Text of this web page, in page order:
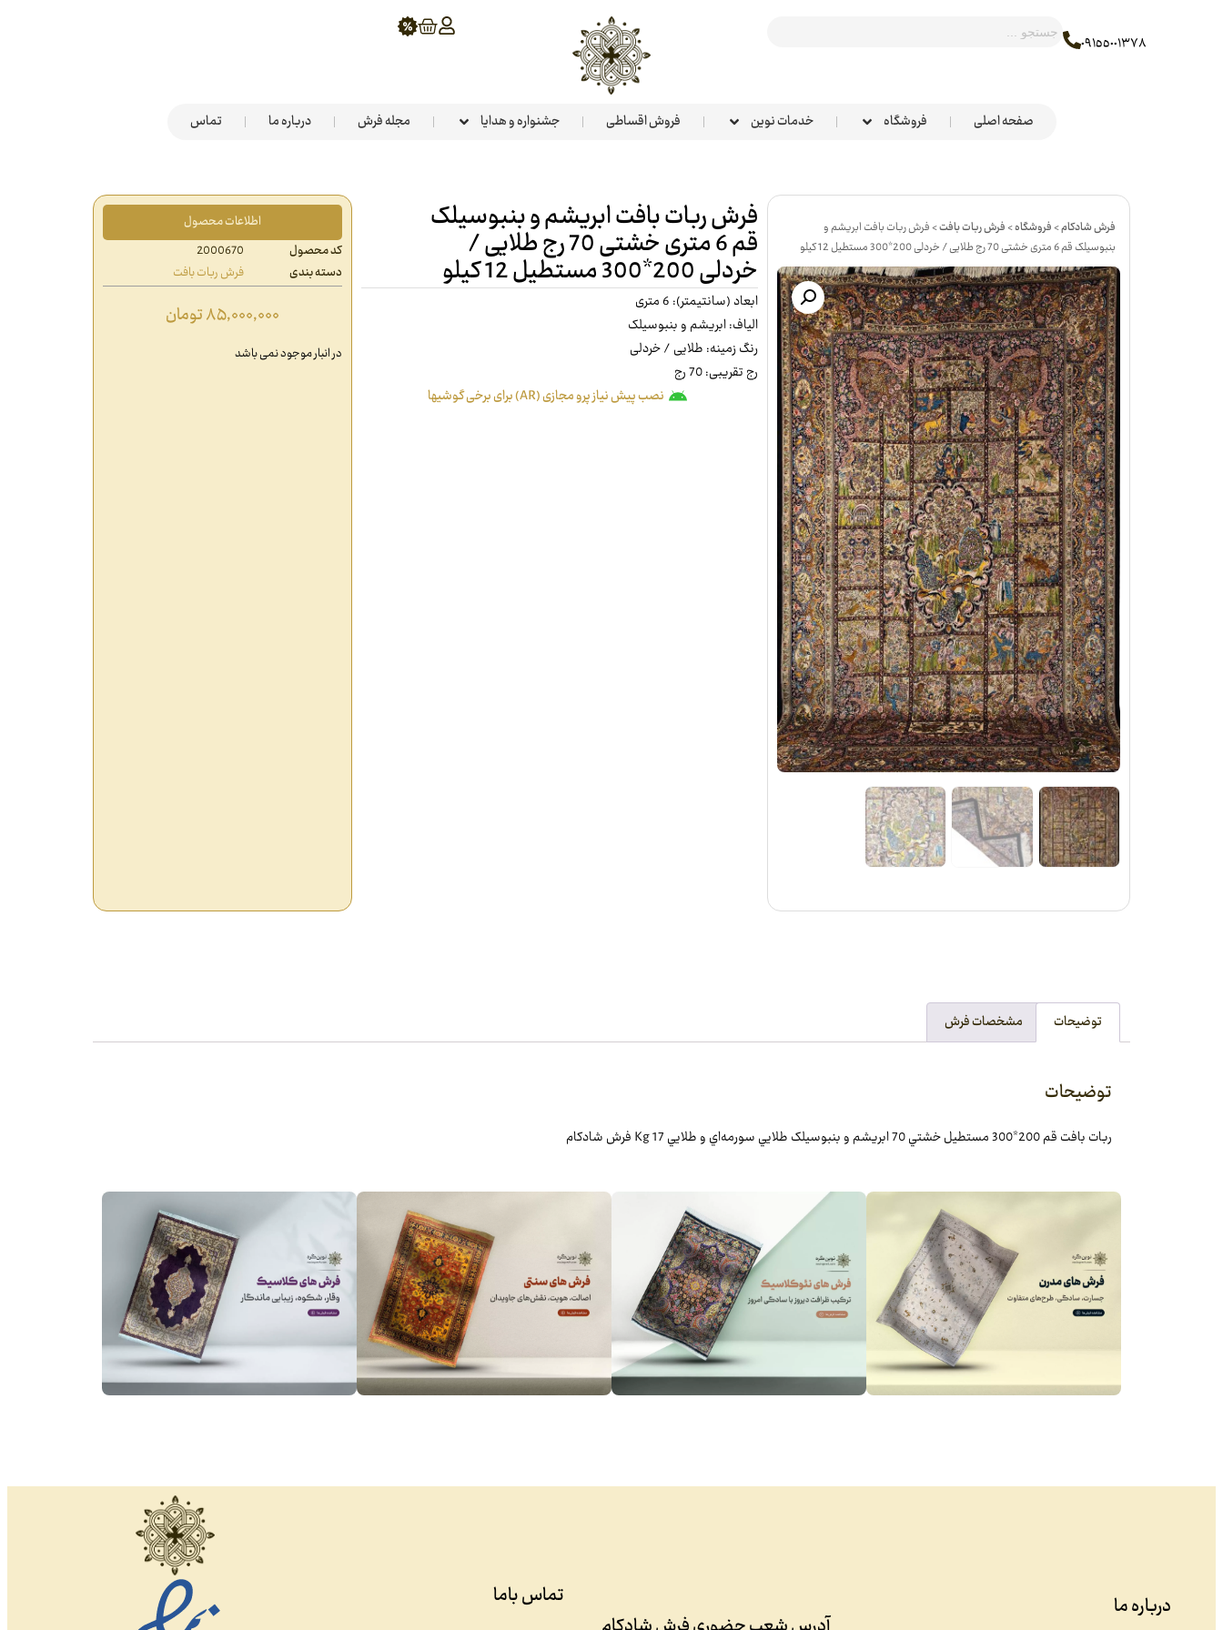
٠٩١٥٥٠٠١٣٧٨
صفحه اصلی فروشگاه خدمات نوین فروش اقساطی جشنواره و هدایا مجله فرش درباره ما تماس
فرش شادکام>فروشگاه>فرش ربات بافت>فرش ربات بافت ابریشم و
بنبوسیلک قم 6 متری خشتی 70 رج طلایی / خردلی 200*300 مستطیل 12 کیلو
فرش ربات بافت ابریشم و بنبوسیلک
قم 6 متری خشتی 70 رج طلایی /
خردلی 200*300 مستطیل 12 کیلو
ابعاد (سانتیمتر): 6 متری
الیاف: ابریشم و بنبوسیلک
رنگ زمینه: طلایی / خردلی
رج تقریبی: 70 رج
نصب پیش نیاز پرو مجازی (AR) برای برخی گوشیها
اطلاعات محصول
کد محصول
2000670
دسته بندی
فرش ربات بافت
۸۵,۰۰۰,۰۰۰تومان
در انبار موجود نمی باشد
توضیحات مشخصات فرش
توضیحات
ربات بافت قم 200*300 مستطيل خشتي 70 ابريشم و بنبوسيلک طلايي سورمه‌اي و طلايي 17 Kg فرش شادکام
درباره ما تماس باما